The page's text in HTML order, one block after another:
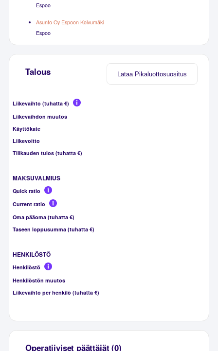
Espoo
Asunto Oy Espoon Koivumäki
Espoo
Lataa Pikaluottosuositus
Talous
Liikevaihto (tuhatta €)
Liikevaihdon muutos
Käyttökate
Liikevoitto
Tilikauden tulos (tuhatta €)
MAKSUVALMIUS
Quick ratio
Current ratio
Oma pääoma (tuhatta €)
Taseen loppusumma (tuhatta €)
HENKILÖSTÖ
Henkilöstö
Henkilöstön muutos
Liikevaihto per henkilö (tuhatta €)
Operatiiviset päättäjät (0)